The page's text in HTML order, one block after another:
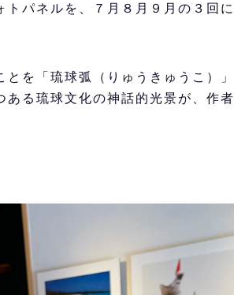
パネルを、７月８月９月の３回に
を「琉球弧（りゅうきゅうこ）」
る琉球文化の神話的光景が、作者